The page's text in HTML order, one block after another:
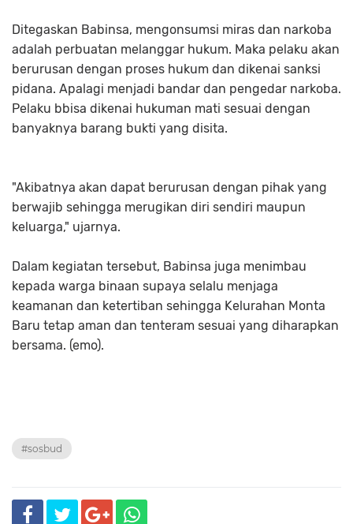
Ditegaskan Babinsa, mengonsumsi miras dan narkoba
adalah perbuatan melanggar hukum. Maka pelaku akan
berurusan dengan proses hukum dan dikenai sanksi
pidana. Apalagi menjadi bandar dan pengedar narkoba.
Pelaku bbisa dikenai hukuman mati sesuai dengan
banyaknya barang bukti yang disita.
"Akibatnya akan dapat berurusan dengan pihak yang
berwajib sehingga merugikan diri sendiri maupun
keluarga," ujarnya.
Dalam kegiatan tersebut, Babinsa juga menimbau
kepada warga binaan supaya selalu menjaga
keamanan dan ketertiban sehingga Kelurahan Monta
Baru tetap aman dan tenteram sesuai yang diharapkan
bersama. (emo).
#sosbud